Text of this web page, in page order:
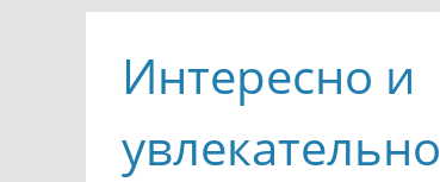
содержимому
Интересно и
увлекательно